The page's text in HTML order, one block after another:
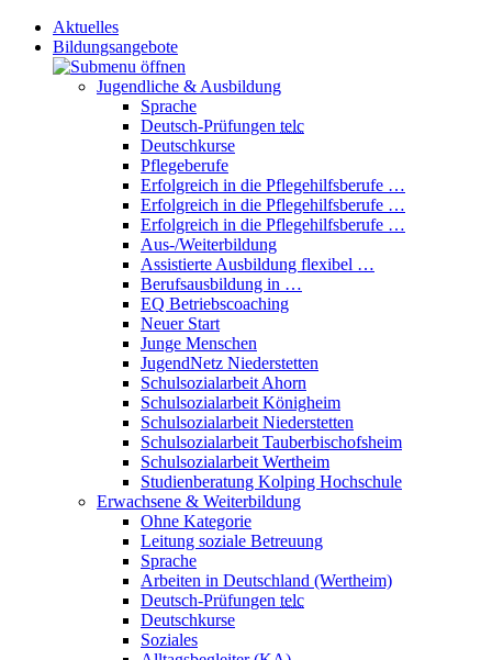
Aktuelles
Bildungsangebote
Jugendliche & Ausbildung
Sprache
Deutsch-Prüfungen telc
Deutschkurse
Pflegeberufe
Erfolgreich in die Pflegehilfsberufe …
Erfolgreich in die Pflegehilfsberufe …
Erfolgreich in die Pflegehilfsberufe …
Aus-/Weiterbildung
Assistierte Ausbildung flexibel …
Berufsausbildung in …
EQ Betriebscoaching
Neuer Start
Junge Menschen
JugendNetz Niederstetten
Schulsozialarbeit Ahorn
Schulsozialarbeit Königheim
Schulsozialarbeit Niederstetten
Schulsozialarbeit Tauberbischofsheim
Schulsozialarbeit Wertheim
Studienberatung Kolping Hochschule
Erwachsene & Weiterbildung
Ohne Kategorie
Leitung soziale Betreuung
Sprache
Arbeiten in Deutschland (Wertheim)
Deutsch-Prüfungen telc
Deutschkurse
Soziales